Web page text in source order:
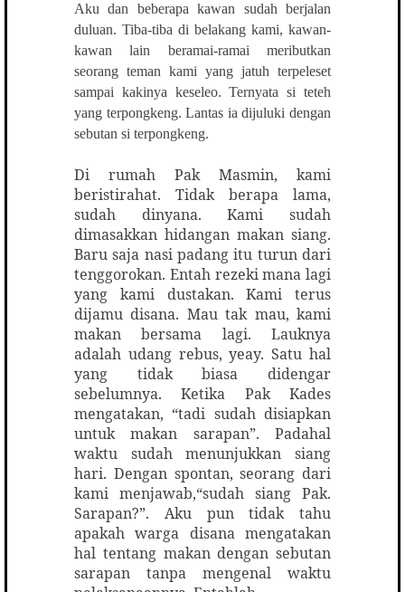
Aku dan beberapa kawan sudah berjalan
duluan. Tiba-tiba di belakang kami, kawan-
kawan lain beramai-ramai meributkan
seorang teman kami yang jatuh terpeleset
sampai kakinya keseleo. Ternyata si teteh
yang terpongkeng. Lantas ia dijuluki dengan
sebutan si terpongkeng.
Di rumah Pak Masmin, kami
beristirahat. Tidak berapa lama,
sudah dinyana. Kami sudah
dimasakkan hidangan makan siang.
Baru saja nasi padang itu turun dari
tenggorokan. Entah rezeki mana lagi
yang kami dustakan. Kami terus
dijamu disana. Mau tak mau, kami
makan bersama lagi. Lauknya
adalah udang rebus, yeay. Satu hal
yang tidak biasa didengar
sebelumnya. Ketika Pak Kades
mengatakan, “tadi sudah disiapkan
untuk makan sarapan”. Padahal
waktu sudah menunjukkan siang
hari. Dengan spontan, seorang dari
kami menjawab,“sudah siang Pak.
Sarapan?”. Aku pun tidak tahu
apakah warga disana mengatakan
hal tentang makan dengan sebutan
sarapan tanpa mengenal waktu